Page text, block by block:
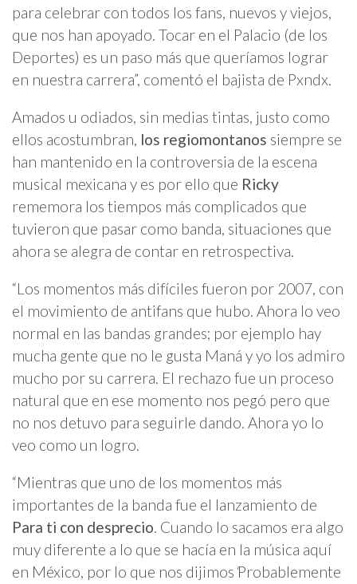
para celebrar con todos los fans, nuevos y viejos,
que nos han apoyado. Tocar en el Palacio (de los
Deportes) es un paso más que queríamos lograr
en nuestra carrera”, comentó el bajista de Pxndx.
Amados u odiados, sin medias tintas, justo como
ellos acostumbran, los regiomontanos siempre se
han mantenido en la controversia de la escena
musical mexicana y es por ello que Ricky
rememora los tiempos más complicados que
tuvieron que pasar como banda, situaciones que
ahora se alegra de contar en retrospectiva.
“Los momentos más difíciles fueron por 2007, con
el movimiento de antifans que hubo. Ahora lo veo
normal en las bandas grandes; por ejemplo hay
mucha gente que no le gusta Maná y yo los admiro
mucho por su carrera. El rechazo fue un proceso
natural que en ese momento nos pegó pero que
no nos detuvo para seguirle dando. Ahora yo lo
veo como un logro.
“Mientras que uno de los momentos más
importantes de la banda fue el lanzamiento de
Para ti con desprecio. Cuando lo sacamos era algo
muy diferente a lo que se hacía en la música aquí
en México, por lo que nos dijimos Probablemente